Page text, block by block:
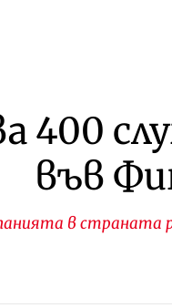
400
във
в страната